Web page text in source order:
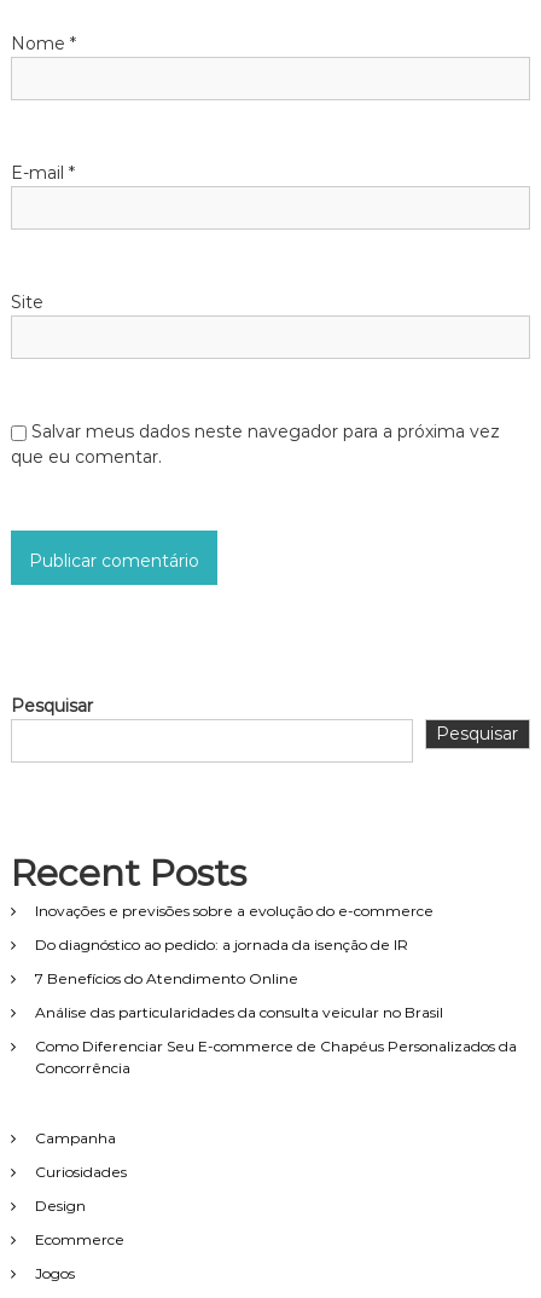
P
o
s
t
Nome *
E-mail *
Site
Salvar meus dados neste navegador para a próxima vez
que eu comentar.
Pesquisar
Pesquisar
Recent Posts
Inovações e previsões sobre a evolução do e-commerce
Do diagnóstico ao pedido: a jornada da isenção de IR
7 Benefícios do Atendimento Online
Análise das particularidades da consulta veicular no Brasil
Como Diferenciar Seu E-commerce de Chapéus Personalizados da
Concorrência
Campanha
Curiosidades
Design
Ecommerce
Jogos